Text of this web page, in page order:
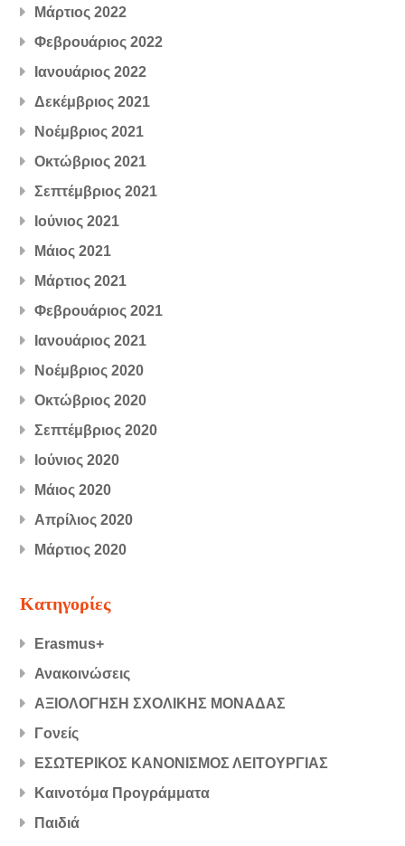
Μάρτιος 2022
Φεβρουάριος 2022
Ιανουάριος 2022
Δεκέμβριος 2021
Νοέμβριος 2021
Οκτώβριος 2021
Σεπτέμβριος 2021
Ιούνιος 2021
Μάιος 2021
Μάρτιος 2021
Φεβρουάριος 2021
Ιανουάριος 2021
Νοέμβριος 2020
Οκτώβριος 2020
Σεπτέμβριος 2020
Ιούνιος 2020
Μάιος 2020
Απρίλιος 2020
Μάρτιος 2020
Kατηγορίες
Erasmus+
Ανακοινώσεις
ΑΞΙΟΛΟΓΗΣΗ ΣΧΟΛΙΚΗΣ ΜΟΝΑΔΑΣ
Γονείς
ΕΣΩΤΕΡΙΚΟΣ ΚΑΝΟΝΙΣΜΟΣ ΛΕΙΤΟΥΡΓΙΑΣ
Καινοτόμα Προγράμματα
Παιδιά